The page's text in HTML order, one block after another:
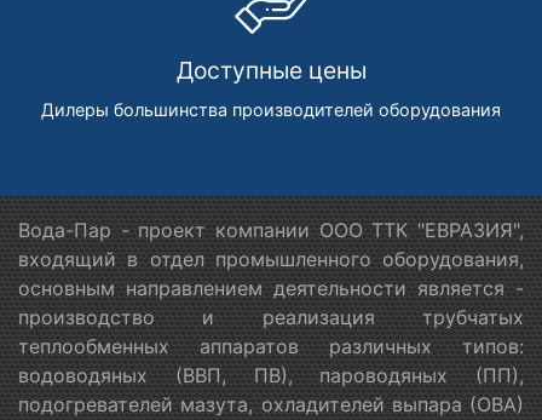
Доступные цены
Дилеры большинства производителей оборудования
Вода-Пар - проект компании ООО ТТК "ЕВРАЗИЯ",
входящий в отдел промышленного оборудования,
основным направлением деятельности является -
производство и реализация трубчатых
теплообменных аппаратов различных типов:
водоводяных (ВВП, ПВ), пароводяных (ПП),
подогревателей мазута, охладителей выпара (ОВА)